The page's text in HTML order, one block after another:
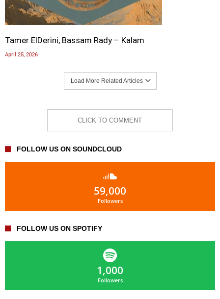
Tamer ElDerini, Bassam Rady – Kalam
April 25, 2026
Load More Related Articles
CLICK TO COMMENT
FOLLOW US ON SOUNDCLOUD
59,000
Followers
FOLLOW US ON SPOTIFY
1,000
Followers